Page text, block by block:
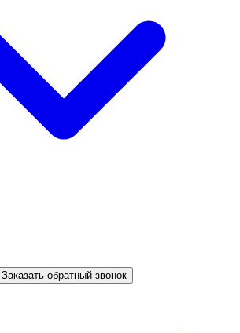
Заказать обратный звонок